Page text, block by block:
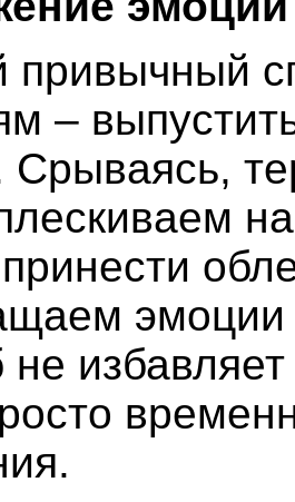
привычный
–
эмоции
не